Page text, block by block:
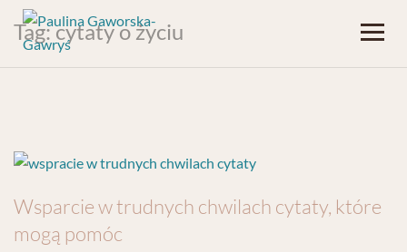
Tag:cytaty o życiu
Wsparcie w trudnych chwilach cytaty, które
mogą pomóc